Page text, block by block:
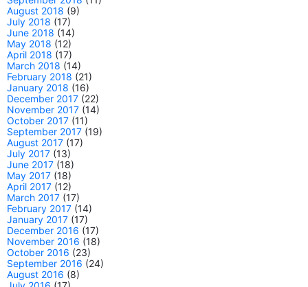
August 2018 (9)
July 2018 (17)
June 2018 (14)
May 2018 (12)
April 2018 (17)
March 2018 (14)
February 2018 (21)
January 2018 (16)
December 2017 (22)
November 2017 (14)
October 2017 (11)
September 2017 (19)
August 2017 (17)
July 2017 (13)
June 2017 (18)
May 2017 (18)
April 2017 (12)
March 2017 (17)
February 2017 (14)
January 2017 (17)
December 2016 (17)
November 2016 (18)
October 2016 (23)
September 2016 (24)
August 2016 (8)